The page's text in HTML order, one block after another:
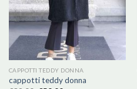
CAPPOTTI TEDDY DONNA
cappotti teddy donna